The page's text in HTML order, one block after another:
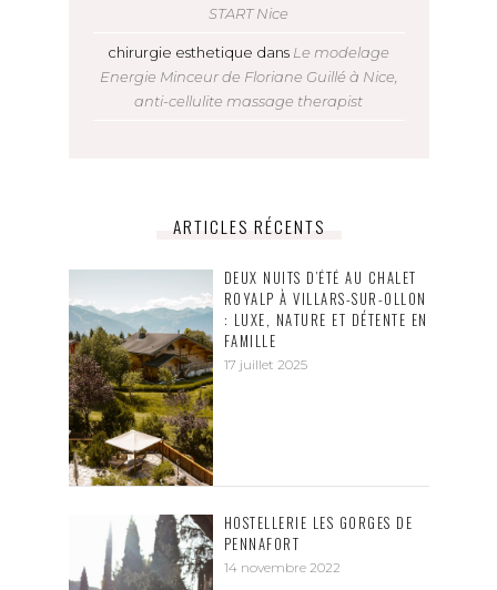
START Nice
chirurgie esthetique dans Le modelage
Energie Minceur de Floriane Guillé à Nice,
anti-cellulite massage therapist
ARTICLES RÉCENTS
DEUX NUITS D’ÉTÉ AU CHALET
ROYALP À VILLARS-SUR-OLLON
: LUXE, NATURE ET DÉTENTE EN
FAMILLE
17 juillet 2025
HOSTELLERIE LES GORGES DE
PENNAFORT
14 novembre 2022